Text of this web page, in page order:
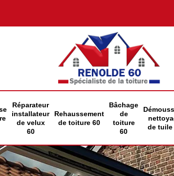
Réparateur
installateur
de velux
60
Rehaussement
de toiture 60
Bâchage
de
toiture
60
de tuile